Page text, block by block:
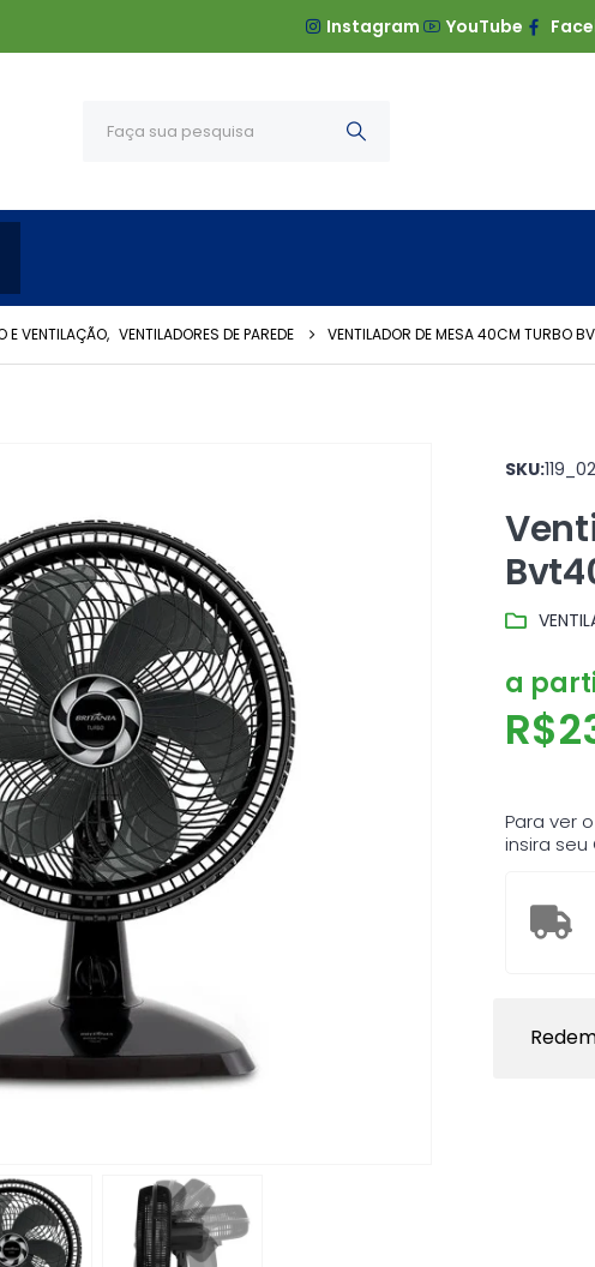
Instagram YouTube
E VENTILAÇÃO, VENTILADORES DE PAREDE VENTILADOR DE MESA 40CM TURBO
SKU:
a
R$
Para ver
insira seu